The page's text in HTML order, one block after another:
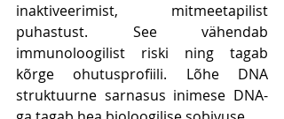
inaktiveerimist, mitmeetapilist
puhastust. See vähendab
immunoloogilist riski ning tagab
kõrge ohutusprofiili. Lõhe DNA
struktuurne sarnasus inimese DNA-